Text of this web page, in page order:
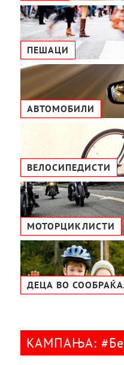
ПЕШАЦИ
АВТОМОБИЛИ
ВЕЛОСИПЕДИСТИ
МОТОРЦИКЛИСТИ
ДЕЦА ВО
КАМПАЊА: